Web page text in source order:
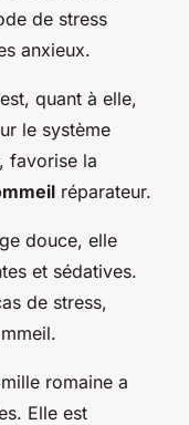
de stress
anxieux.
quant à elle,
le système
favorise la
réparateur.
douce, elle
et sédatives.
de stress,
romaine a
Elle est